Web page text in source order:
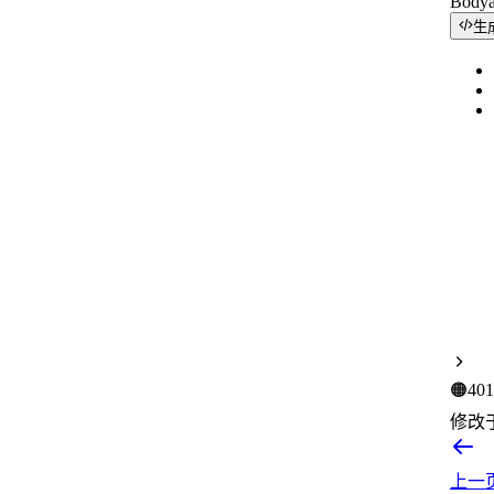
生
🟠401
修改
上一